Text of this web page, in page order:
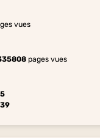
vues
pages vues